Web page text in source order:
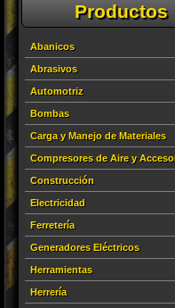
Productos
Abanicos
Abrasivos
Automotriz
Bombas
Carga y Manejo de Materiales
Compresores de Aire y
Construcción
Electricidad
Ferretería
Generadores Eléctricos
Herramientas
Herrería